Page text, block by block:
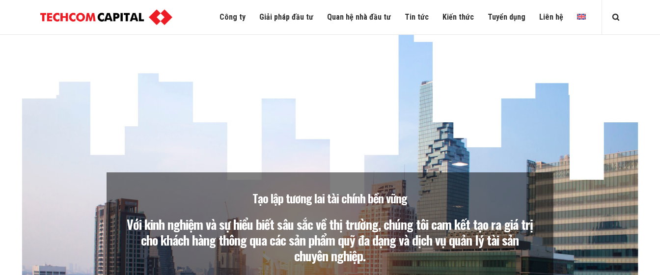
Công ty Giải pháp đầu tư Quan hệ nhà đầu tư Tin tức Kiến thức Tuyển dụng Liên hệ
Tạo lập tương lai tài chính bền vững
Với kinh nghiệm và sự hiểu biết sâu sắc về thị trường, chúng tôi cam kết tạo ra giá trị
cho khách hàng thông qua các sản phẩm quỹ đa dạng và dịch vụ quản lý tài sản
chuyên nghiệp.